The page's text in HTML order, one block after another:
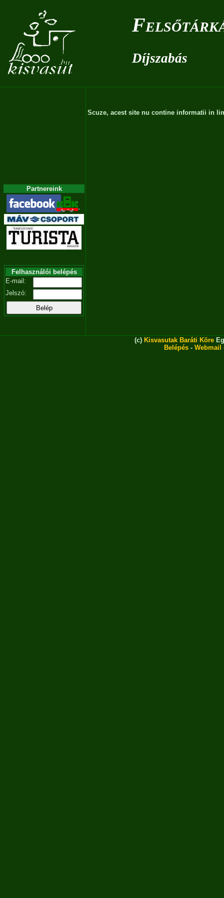
Díjszabás
Partnereink
Felhasználói belépés
E-mail:
Jelszó:
Scuze, acest site nu contine informatii in
(c) Kisvasutak Baráti Köre
Belépés - Webmail